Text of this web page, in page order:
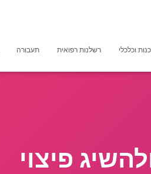
וכלכלי רשלנות רפואית תעבורה
פיצוי